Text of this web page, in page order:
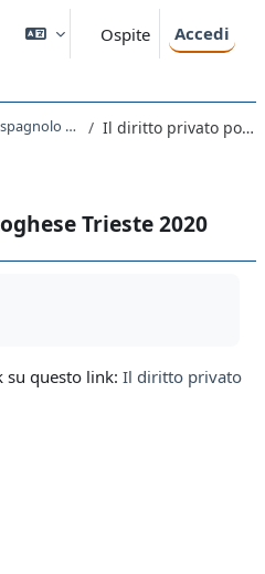
Ospite Accedi
Diritto spagnolo e portoghese - slides Il diritto privato portoghese Trieste 2020
Trieste 2020
su questo link: Il diritto privato